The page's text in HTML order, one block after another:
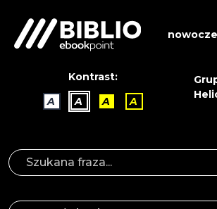
Kontrast:
A
A A A